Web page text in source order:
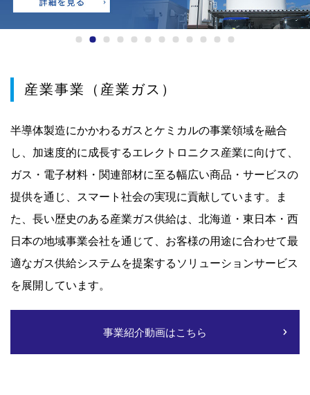
産業事業（産業ガス）
半導体製造にかかわるガスとケミカルの事業領域を融合
し、加速度的に成長するエレクトロニクス産業に向けて、
ガス・電子材料・関連部材に至る幅広い商品・サービスの
提供を通じ、スマート社会の実現に貢献しています。ま
た、長い歴史のある産業ガス供給は、北海道・東日本・西
日本の地域事業会社を通じて、お客様の用途に合わせて最
適なガス供給システムを提案するソリューションサービス
を展開しています。
事業紹介動画はこちら